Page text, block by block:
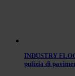
INDUSTRY
pulizia di